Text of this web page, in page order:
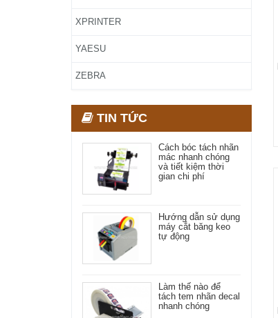
XPRINTER
YAESU
ZEBRA
TIN TỨC
Cách bóc tách nhãn
mác nhanh chóng
và tiết kiệm thời
gian chi phí
Hướng dẫn sử dụng
máy cắt băng keo
tự động
Làm thế nào để
tách tem nhãn decal
nhanh chóng